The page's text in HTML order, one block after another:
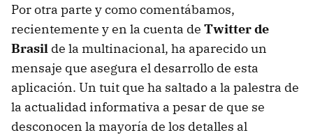
Por otra parte y como comentábamos,
recientemente y en la cuenta de Twitter de
Brasil de la multinacional, ha aparecido un
mensaje que asegura el desarrollo de esta
aplicación. Un tuit que ha saltado a la palestra de
la actualidad informativa a pesar de que se
desconocen la mayoría de los detalles al